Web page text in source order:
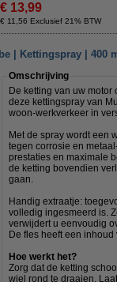
€ 13,99
€ 11,56 Exclusief 21% BTW
| Kettingspray | 400
Omschrijving
De ketting van uw
deze kettingspray van
woon-werkverkeer in
Met de spray wordt een
tegen corrosie en
prestaties en maximale
de ketting bovendien
gaan.
Handig extraatje:
volledig ingesmeerd is.
verwijdert u eenvoudig
De fles heeft een inhoud
Hoe werkt het?
Zorg dat de ketting
wiel rond te draaien.